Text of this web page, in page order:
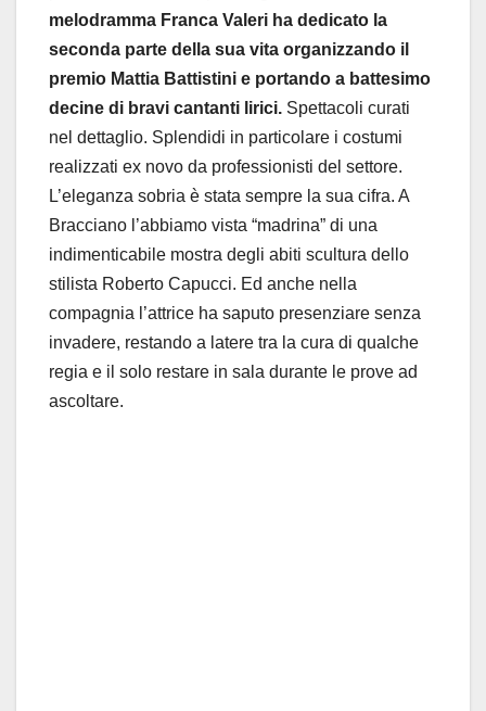
melodramma Franca Valeri ha dedicato la
seconda parte della sua vita organizzando il
premio Mattia Battistini e portando a battesimo
decine di bravi cantanti lirici. Spettacoli curati
nel dettaglio. Splendidi in particolare i costumi
realizzati ex novo da professionisti del settore.
L’eleganza sobria è stata sempre la sua cifra. A
Bracciano l’abbiamo vista “madrina” di una
indimenticabile mostra degli abiti scultura dello
stilista Roberto Capucci. Ed anche nella
compagnia l’attrice ha saputo presenziare senza
invadere, restando a latere tra la cura di qualche
regia e il solo restare in sala durante le prove ad
ascoltare.